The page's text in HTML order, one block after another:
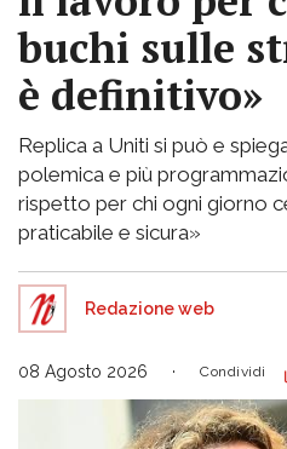
buchi sulle
è definitivo»
Replica a Uniti si può e
polemica e più
rispetto per chi ogni giorno
praticabile e sicura»
Redazione web
08 Agosto 2026 Condividi